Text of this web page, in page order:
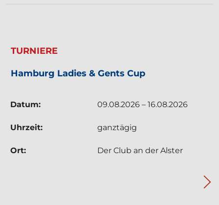
TERMIN: TURNIERE - HAMBURG LADIES &
TURNIERE
Hamburg Ladies & Gents Cup
Datum: 09.08.2026 – 16.08.2026
Uhrzeit: ganztägig
Ort: Der Club an der Alster